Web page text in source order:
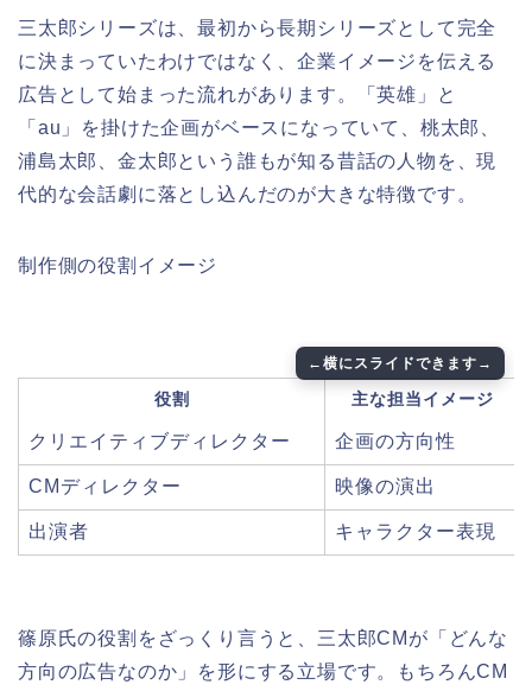
三太郎シリーズは、最初から長期シリーズとして完全
に決まっていたわけではなく、企業イメージを伝える
広告として始まった流れがあります。「英雄」と
「au」を掛けた企画がベースになっていて、桃太郎、
浦島太郎、金太郎という誰もが知る昔話の人物を、現
代的な会話劇に落とし込んだのが大きな特徴です。
制作側の役割イメージ
役割 主な担当イメージ
クリエイティブディレクター 企画の方向性
CMディレクター 映像の演出
出演者 キャラクター表現
篠原氏の役割をざっくり言うと、三太郎CMが「どんな
方向の広告なのか」を形にする立場です。もちろんCM